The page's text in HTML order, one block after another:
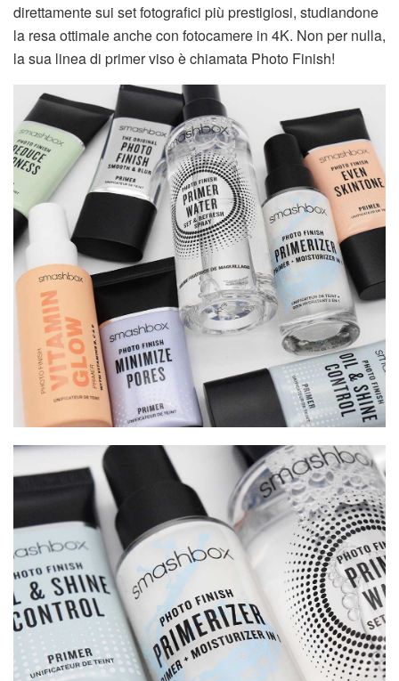
direttamente sui set fotografici più prestigiosi, studiandone
la resa ottimale anche con fotocamere in 4K. Non per nulla,
la sua linea di primer viso è chiamata Photo Finish!